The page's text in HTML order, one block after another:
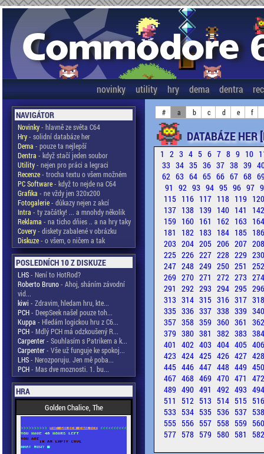
novinky utility hry dema dentra
NAVIGÁTOR
Novinky- hlavně ze světa C64
Hry- solidní databáze her
Dema - pouze ta nejlepší
Dentra - když stačí jeden soubor
Utility- nejen pro práci a legraci
Recenze- trocha textu o všem možném
PC Software- když to nejde na C64
Grafika - ne vždy jen 320x200
Fotogalerie- důkazy nejen z akcí
Intra - ty začátky! ... a mnohdy několik
Reklama - na ticho dňies .. a na hry taky
Covery- diskety zabalené v obrázku
Diskuze- o všem, o ničem a tak
POSLEDNÍCH 10 Z DISKUZE
LHS- Není to HotRod?
Roberto Bruno- Ahoj, sháním závodní
vid...
kiwi - Zdravim, hledam hru, kte...
PCH- DeepSeek našel pouze toh...
Kuppa - Hledám logickou hru z C6...
PCH- Mdlý PCH má odzkoušený R...
Carpenter- Souhlasím s Patrikem a k...
Carpenter- Vše už funguje ke spokoj...
LHS- Nerozporuju. Jen mě poba...
PCH- Mas dve moznosti. 1. bu...
HRA
Golden Chalice, The
# a b c d e f
DATABÁZE
1 2 3 4 5 6 7 8 9 10
33 34 35 36 37 38 39
62 63 64 65 66 67 68
91 92 93 94 95 96 97
115 116 117 118 119
137 138 139 140 141
159 160 161 162 163
181
182 183 184 185
203 204 205 206 207
225 226 227 228 229
247 248 249 250 251
269 270 271 272 273
291 292 293 294 295
313 314 315 316 317
335 336 337 338 339
357 358 359 360 361
379 380 381 382 383
401 402 403 404 405
423 424 425 426 427
445 446 447 448 449
467 468 469 470 471
489 490 491 492 493
511 512 513 514 515
533 534 535 536 537
555 556 557 558 559
577 578 579 580 581